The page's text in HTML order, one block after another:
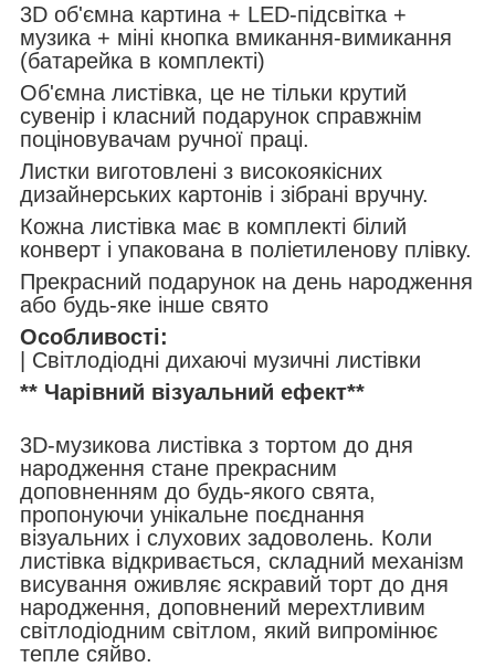
3D об'ємна картина + LED-підсвітка +
музика + міні кнопка вмикання-вимикання
(батарейка в комплекті)
Об'ємна листівка, це не тільки крутий
сувенір і класний подарунок справжнім
поціновувачам ручної праці.
Листки виготовлені з високоякісних
дизайнерських картонів і зібрані вручну.
Кожна листівка має в комплекті білий
конверт і упакована в поліетиленову плівку.
Прекрасний подарунок на день народження
або будь-яке інше свято
Особливості:
| Світлодіодні дихаючі музичні листівки
** Чарівний візуальний ефект**
3D-музикова листівка з тортом до дня
народження стане прекрасним
доповненням до будь-якого свята,
пропонуючи унікальне поєднання
візуальних і слухових задоволень. Коли
листівка відкривається, складний механізм
висування оживляє яскравий торт до дня
народження, доповнений мерехтливим
світлодіодним світлом, який випромінює
тепле сяйво.